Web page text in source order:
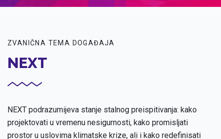
ZVANIČNA TEMA DOGAĐAJA
NEXT
NEXT podrazumijeva stanje stalnog preispitivanja: kako
projektovati u vremenu nesigurnosti, kako promisljati
prostor u uslovima klimatske krize, ali i kako redefinisati